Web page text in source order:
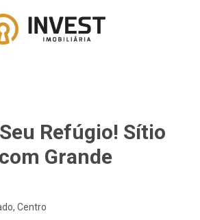
Refúgio! Sítio
Grande
Centro